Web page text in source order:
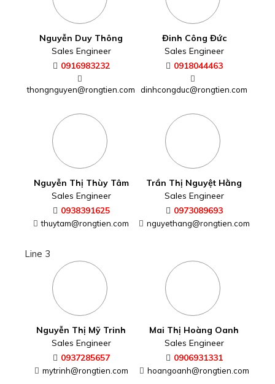
Sales Engineer
0938391625
thuytam@rongtien.com
Sales Engineer
0973089693
nguyethang@rongtien.com
Nguyễn Thị Mỹ Trinh
Sales Engineer
0937285657
mytrinh@rongtien.com
Mai Thị Hoàng Oanh
Sales Engineer
0906931331
hoangoanh@rongtien.com
Võ Thị Tình
Sales Engineer
0362870079
tinh.vo@rongtien.com
Trần Hồng Nhật
Sales Engineer
0909971690
hongnhat@rongtien.com